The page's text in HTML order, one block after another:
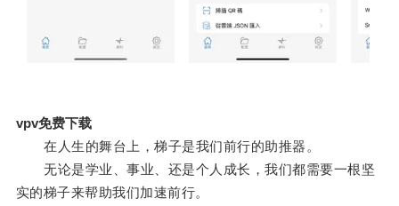
vpv免费下载
在人生的舞台上，梯子是我们前行的助推器。
无论是学业、事业、还是个人成长，我们都需要一根坚
实的梯子来帮助我们加速前行。